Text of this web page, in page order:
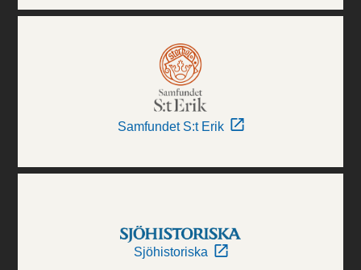
Samfundet S:t Erik
Sjöhistoriska